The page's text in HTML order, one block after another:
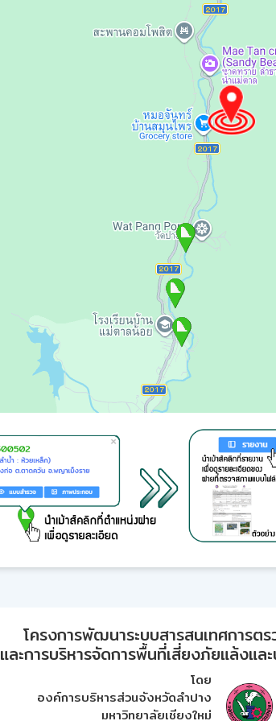
โครงการพัฒนาระบบสารสนเทศการต
และการบริหารจัดการพื้นที่เสี่ยงภัยแล้งแล
โดย
องค์การบริหารส่วนจังหวัดลำปาง
มหาวิทยาลัยเชียงใหม่